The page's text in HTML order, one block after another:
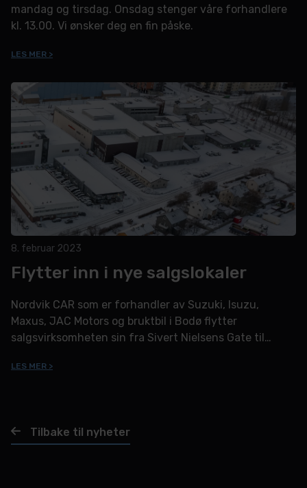
mandag og tirsdag. Onsdag stenger våre forhandlere
kl. 13.00. Vi ønsker deg en fin påske.
LES MER >
8. februar 2023
Flytter inn i nye salgslokaler
Nordvik CAR som er forhandler av Suzuki, Isuzu,
Maxus, JAC Motors og bruktbil i Bodø flytter
salgsvirksomheten sin fra Sivert Nielsens Gate til
LES MER >
Tilbake til nyheter